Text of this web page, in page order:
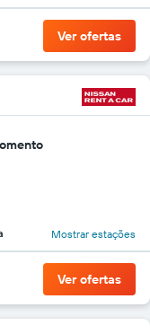
Ver ofertas
Mostrar estações
Ver ofertas